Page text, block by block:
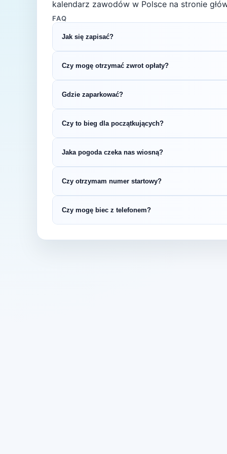
kalendarz zawodów w Polsce na stronie
FAQ
Jak się zapisać?
rejestracyjnym.
Czy mogę otrzymać zwrot opłaty?
Gdzie zaparkować?
organizatora.
Czy to bieg dla początkujących?
sprawdzić swoje możliwości bez
Jaka pogoda czeka nas wiosną?
wybierz strój warstwowy.
Czy otrzymam numer startowy?
zgodnie z instrukcją organizatora.
Czy mogę biec z telefonem?
odzieży sportowej.